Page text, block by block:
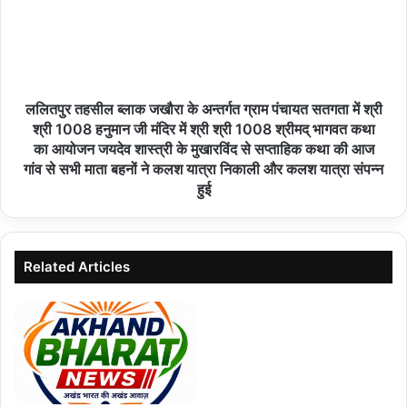
07/08/2026
चंद्रशेखर आजाद नगर में मध्यप्रदेश जनअभियान परिषद द्वारा
प्रशिक्षण कार्यक्रम किया गया
प्रशिक्षण सम्पन्न
07/08/2026
ललितपुर तहसील ब्लाक जखौरा के अन्तर्गत ग्राम पंचायत सतगता में श्री
श्री 1008 हनुमान जी मंदिर में श्री श्री 1008 श्रीमद् भागवत कथा
का आयोजन जयदेव शास्त्री के मुखारविंद से सप्ताहिक कथा की आज
गांव से सभी माता बहनों ने कलश यात्रा निकाली और कलश यात्रा संपन्न
हुई
Related Articles